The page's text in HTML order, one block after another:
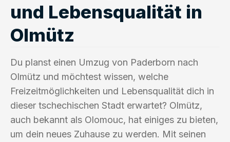
und Lebensqualität in
Olmütz
Du planst einen Umzug von Paderborn nach
Olmütz und möchtest wissen, welche
Freizeitmöglichkeiten und Lebensqualität dich in
dieser tschechischen Stadt erwartet? Olmütz,
auch bekannt als Olomouc, hat einiges zu bieten,
um dein neues Zuhause zu werden. Mit seinen